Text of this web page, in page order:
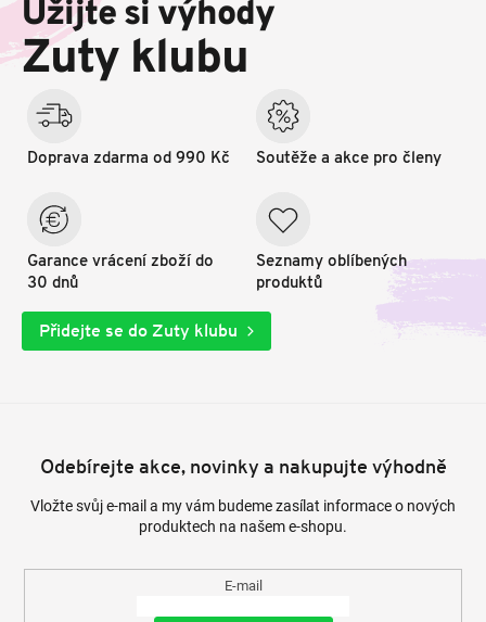
a
í
Užijte si výhody
Zuty klubu
Doprava zdarma od 990 Kč
Garance vrácení zboží do
30 dnů
Soutěže a akce pro členy
Seznamy oblíbených
produktů
Přidejte se do Zuty klubu
Odebírejte akce, novinky a nakupujte výhodně
Vložte svůj e-mail a my vám budeme zasílat informace o nových
produktech na našem e-shopu.
E-mail